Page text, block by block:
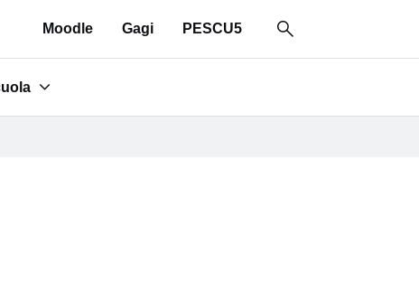
Moodle
Gagi PESCU5
for "Area scuola"